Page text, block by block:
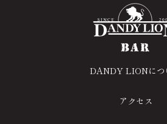
DANDY LIONにつ
アクセス